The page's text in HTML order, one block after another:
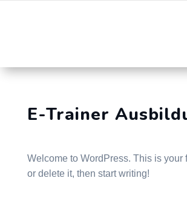
E-Trainer
Welcome to WordPress. This is your
or delete it, then start writing!